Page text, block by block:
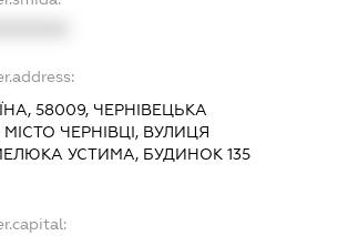
58009, ЧЕРНІВЕЦЬКА
МІСТО ЧЕРНІВЦІ, ВУЛИЦЯ
УСТИМА, БУДИНОК 135